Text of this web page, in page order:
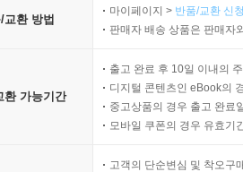
교환 방법
마이페이지 > 반품/교환 신
판매자 배송 상품은 판매자
환 가능기간
출고 완료 후 10일 이내의
디지털 콘텐츠인 eBook의
중고상품의 경우 출고 완료
모바일 쿠폰의 경우 유효기
고객의 단순변심 및 착오구